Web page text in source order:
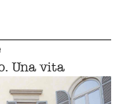
Una vita